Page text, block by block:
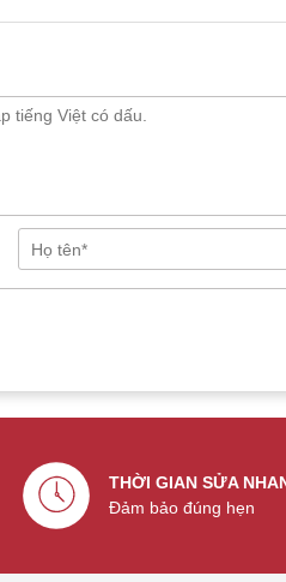
THỜI GIAN SỬA
Đảm bảo đúng hẹn